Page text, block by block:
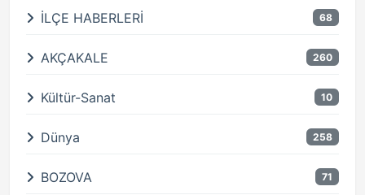
İLÇE HABERLERİ 68
AKÇAKALE 260
Kültür-Sanat 10
Dünya 258
BOZOVA 71